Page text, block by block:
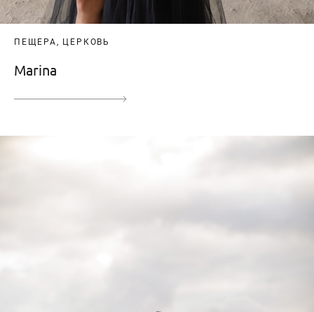
ПЕЩЕРА, ЦЕРКОВЬ
Marina